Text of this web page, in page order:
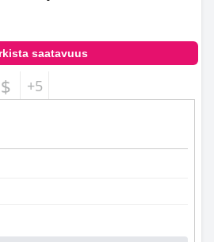
saatavuus
$ +5